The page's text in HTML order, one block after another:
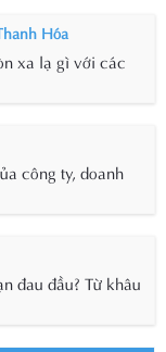
Hóa
xa lạ gì với các
công ty, doanh
đau đầu? Từ khâu